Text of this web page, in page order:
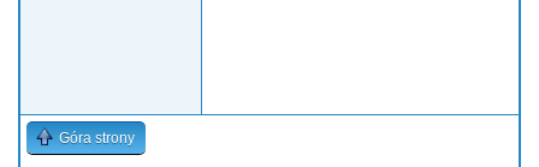
Góra strony